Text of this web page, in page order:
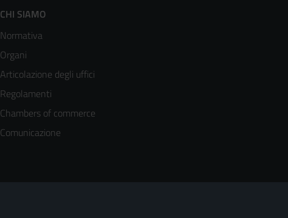
Footer
menù
colonna
3
CHI SIAMO
Normativa
Organi
Articolazione degli uffici
Regolamenti
Chambers of commerce
Comunicazione